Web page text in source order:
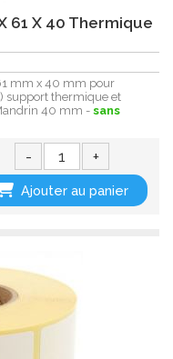
61 X 40 Thermique
mm x 40 mm pour
support thermique et
40 mm - sans
- +
Ajouter au panier